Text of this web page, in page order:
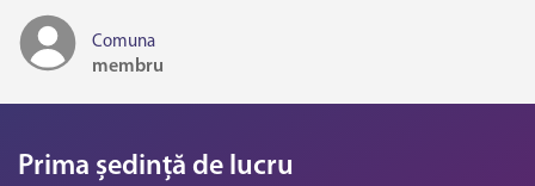
Comuna
membru
Prima ședință de lucru